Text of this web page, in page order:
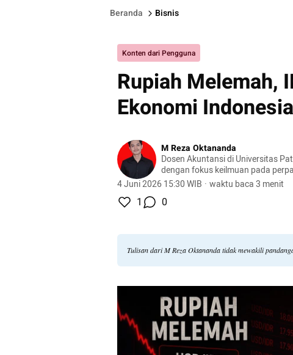
Beranda Bisnis
Konten dari Pengguna
Rupiah Melemah,
Ekonomi Indonesia
M Reza Oktananda
Dosen Akuntansi di Universitas
dengan fokus keilmuan pada
akuntansi keuangan, dan pasar
literasi keuangan.
4 Juni 2026 15:30 WIB · waktu baca 3 menit
1 0
Tulisan dari M Reza Oktananda tidak mewakili